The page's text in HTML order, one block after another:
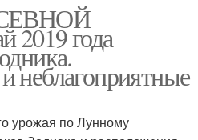
2019 года
неблагоприятные
урожая по Лунному